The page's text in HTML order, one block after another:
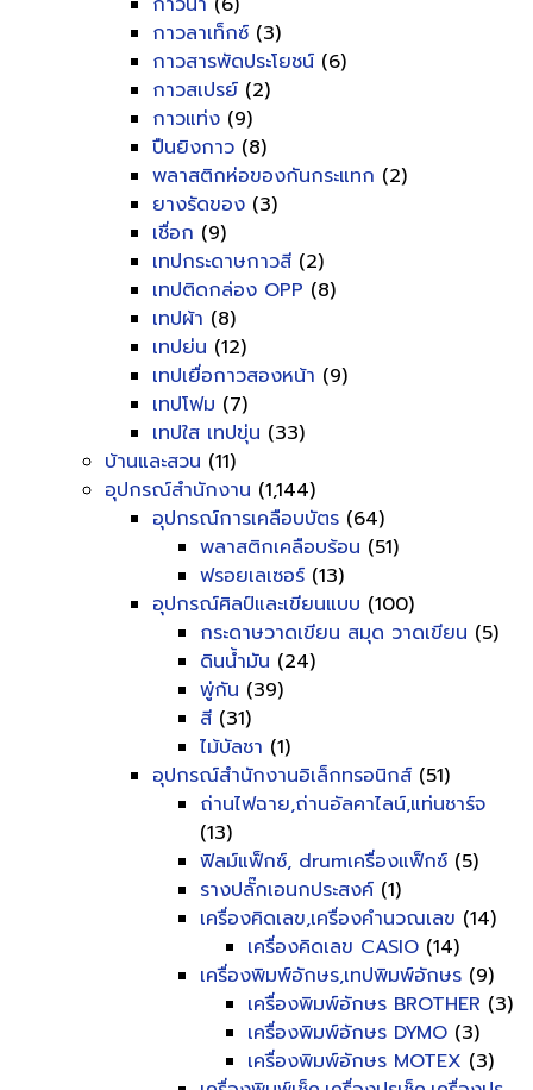
กาวลาเท็กซ์ (3)
กาวสารพัดประโยชน์ (6)
กาวสเปรย์ (2)
กาวแท่ง (9)
ปืนยิงกาว (8)
พลาสติกห่อของกันกระแทก (2)
ยางรัดของ (3)
เชื่อก (9)
เทปกระดาษกาวสี (2)
เทปติดกล่อง OPP (8)
เทปผ้า (8)
เทปย่น (12)
เทปเยื่อกาวสองหน้า (9)
เทปโฟม (7)
เทปใส เทปขุ่น (33)
บ้านและสวน (11)
อุปกรณ์สำนักงาน (1,144)
อุปกรณ์การเคลือบบัตร (64)
พลาสติกเคลือบร้อน (51)
ฟรอยเลเซอร์ (13)
อุปกรณ์ศิลป์และเขียนแบบ (100)
กระดาษวาดเขียน สมุด วาดเขียน (5)
ดินน้ำมัน (24)
พู่กัน (39)
สี (31)
ไม้บัลชา (1)
อุปกรณ์สำนักงานอิเล็กทรอนิกส์ (51)
ถ่านไฟฉาย,ถ่านอัลคาไลน์,แท่นชาร์จ
(13)
ฟิลม์แฟ็กซ์, drumเครื่องแฟ็กซ์ (5)
รางปลั๊กเอนกประสงค์ (1)
เครื่องคิดเลข,เครื่องคำนวณเลข (14)
เครื่องคิดเลข CASIO (14)
เครื่องพิมพ์อักษร,เทปพิมพ์อักษร (9)
เครื่องพิมพ์อักษร BROTHER (3)
เครื่องพิมพ์อักษร DYMO (3)
เครื่องพิมพ์อักษร MOTEX (3)